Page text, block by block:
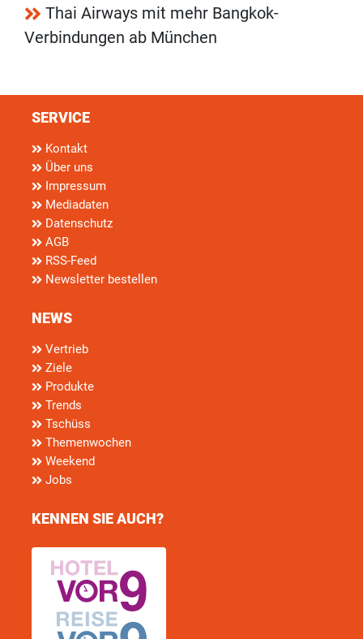
Thai Airways mit mehr Bangkok-
Verbindungen ab München
SERVICE
Kontakt
Über uns
Impressum
Mediadaten
Datenschutz
AGB
RSS-Feed
Newsletter bestellen
NEWS
Vertrieb
Ziele
Produkte
Trends
Tschüss
Themenwochen
Weekend
Jobs
KENNEN SIE AUCH?